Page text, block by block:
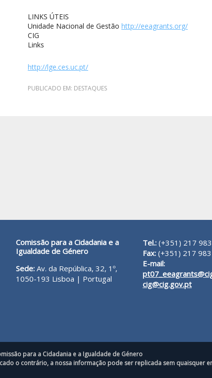
LINKS ÚTEIS
Unidade Nacional de Gestão http://eeagrants.org/
CIG
Links
http://lge.ces.uc.pt/
PUBLICADO EM: DESTAQUES
Comissão para a Cidadania e a
Igualdade de Género
Sede: Av. da República, 32, 1º,
1050-193 Lisboa | Portugal
Tel.: (+351) 217
Fax: (+351) 217
E-mail:
cig@cig.gov.pt
para a Cidadania e a Igualdade de Género
o contrário, a nossa informação pode ser replicada sem quaisquer